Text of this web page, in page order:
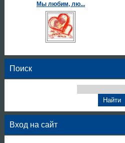
Мы любим, лю...
Поиск
Вход на сайт